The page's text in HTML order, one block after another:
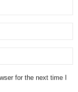
for the next time I